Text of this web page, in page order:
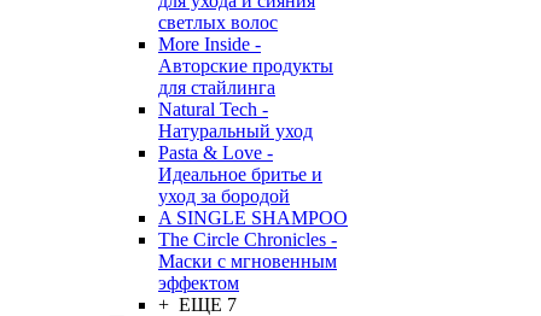
светлых волос
More Inside -
Авторские продукты
для стайлинга
Natural Tech -
Натуральный уход
Pasta & Love -
Идеальное бритье и
уход за бородой
A SINGLE SHAMPOO
The Circle Chronicles -
Маски с мгновенным
эффектом
+ ЕЩЕ 7